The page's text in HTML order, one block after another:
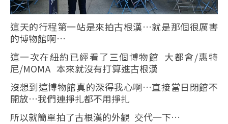
這天的行程第一站是來拍古根漢…就是那個很厲害
的博物館啊…
這一次在紐約已經看了三個博物館 大都會/惠特
尼/MOMA 本來就沒有打算進古根漢
沒想到這博物館真的深得我心啊…直接當日閉館不
開放…我們連掙扎都不用掙扎
所以就簡單拍了古根漢的外觀 交代一下…